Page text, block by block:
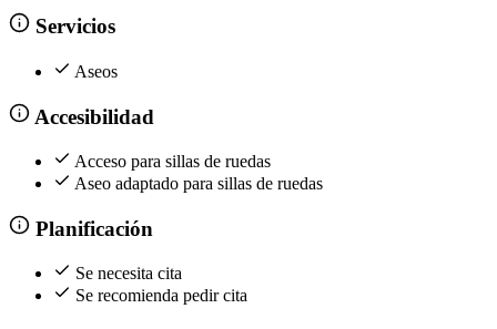
Servicios
Aseos
Accesibilidad
Acceso para sillas de ruedas
Aseo adaptado para sillas de ruedas
Planificación
Se necesita cita
Se recomienda pedir cita